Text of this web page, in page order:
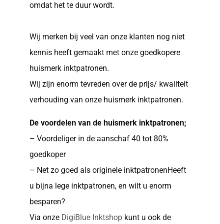
omdat het te duur wordt.
Wij merken bij veel van onze klanten nog niet
kennis heeft gemaakt met onze goedkopere
huismerk inktpatronen.
Wij zijn enorm tevreden over de prijs/ kwaliteit
verhouding van onze huismerk inktpatronen.
De voordelen van de huismerk inktpatronen;
– Voordeliger in de aanschaf 40 tot 80%
goedkoper
– Net zo goed als originele inktpatronenHeeft
u bijna lege inktpatronen, en wilt u enorm
besparen?
Via onze DigiBlue Inktshop kunt u ook de